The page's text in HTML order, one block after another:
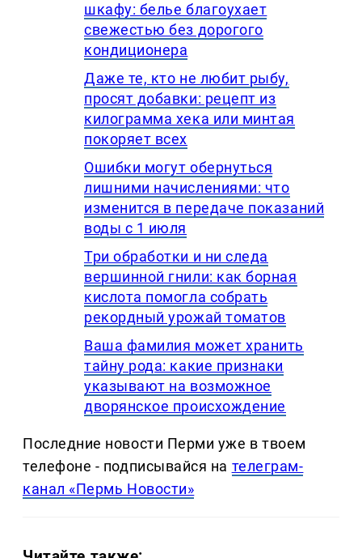
шкафу: белье благоухает
свежестью без дорогого
кондиционера
Даже те, кто не любит рыбу,
просят добавки: рецепт из
килограмма хека или минтая
покоряет всех
Ошибки могут обернуться
лишними начислениями: что
изменится в передаче показаний
воды с 1 июля
Три обработки и ни следа
вершинной гнили: как борная
кислота помогла собрать
рекордный урожай томатов
Ваша фамилия может хранить
тайну рода: какие признаки
указывают на возможное
дворянское происхождение
Последние новости Перми уже в твоем
телефоне - подписывайся на телеграм-
канал «Пермь Новости»